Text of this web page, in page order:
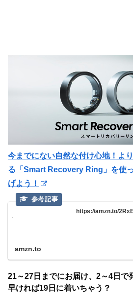
今までにない自然な付け心地！よ
る「Smart Recovery Ring」を使
げよう！
https://amzn.to/
amzn.to
21～27日までにお届け、2～4日で
早ければ19日に着いちゃう？